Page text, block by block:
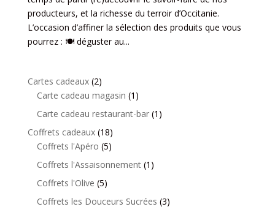
producteurs, et la richesse du terroir d’Occitanie.
L’occasion d’affiner la sélection des produits que vous
pourrez : 🍽 déguster au...
Cartes cadeaux 22
produits
Carte cadeau magasin 1 1
produit
Carte cadeau restaurant-bar 1 1
Coffrets cadeaux 1818
produits
Coffrets l'Apéro 55
produits
Coffrets l'Assaisonnement 1 1
Coffrets l'Olive 55
produits
Coffrets les Douceurs Sucrées 33